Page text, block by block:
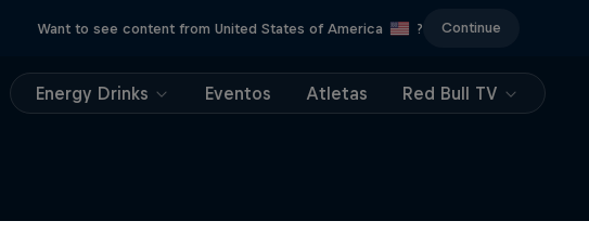
Want to see content from United States of America ? Continue
Energy Drinks Eventos Atletas Red Bull TV